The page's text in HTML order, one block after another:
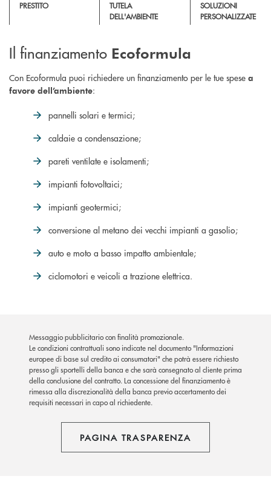
PRESTITO
TUTELA
DELL'AMBIENTE
SOLUZIONI
PERSONALIZZATE
Il finanziamento Ecoformula
Con Ecoformula puoi richiedere un finanziamento per le tue spese a
favore dell’ambiente:
pannelli solari e termici;
caldaie a condensazione;
pareti ventilate e isolamenti;
impianti fotovoltaici;
impianti geotermici;
conversione al metano dei vecchi impianti a gasolio;
auto e moto a basso impatto ambientale;
ciclomotori e veicoli a trazione elettrica.
Messaggio pubblicitario con finalità promozionale.
Le condizioni contrattuali sono indicate nel documento "Informazioni
europee di base sul credito ai consumatori" che potrà essere richiesto
presso gli sportelli della banca e che sarà consegnato al cliente prima
della conclusione del contratto. La concessione del finanziamento è
rimessa alla discrezionalità della banca previo accertamento dei
requisiti necessari in capo al richiedente.
PAGINA TRASPARENZA